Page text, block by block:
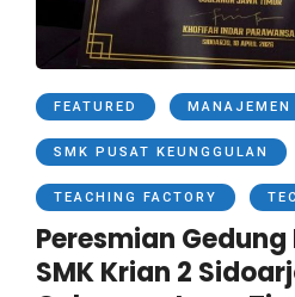
FEATURED MANAJEMEN
SMK PUSAT KEUNGGULAN
TEACHING FACTORY
Peresmian
SMK Krian 2